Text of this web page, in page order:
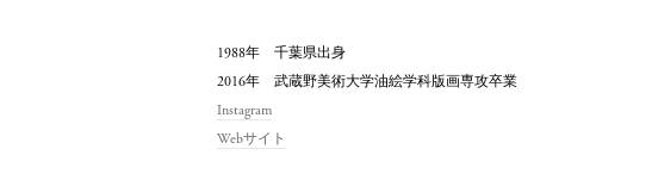
1988年 千葉県出身
2016年 武蔵野美術大学油絵学科版画専攻卒業
Instagram
Webサイト